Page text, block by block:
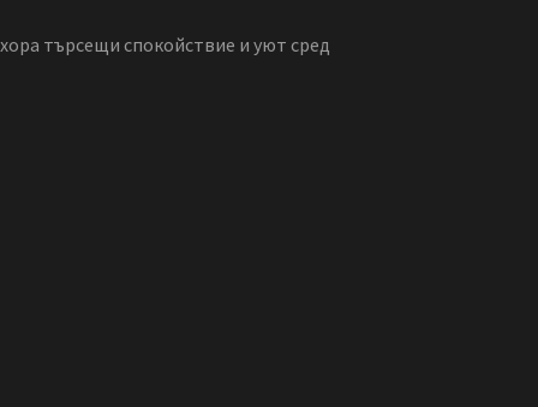
търсещи спокойствие и уют сред